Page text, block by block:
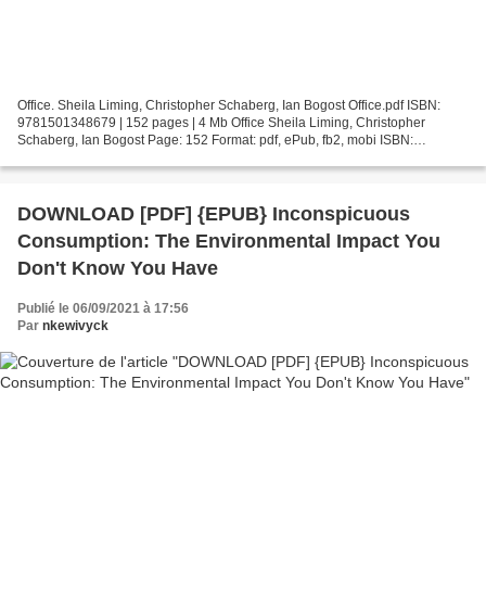
Office. Sheila Liming, Christopher Schaberg, Ian Bogost Office.pdf ISBN:
9781501348679 | 152 pages | 4 Mb Office Sheila Liming, Christopher
Schaberg, Ian Bogost Page: 152 Format: pdf, ePub, fb2, mobi ISBN:
DOWNLOAD [PDF] {EPUB} Inconspicuous
Consumption: The Environmental Impact You
Don't Know You Have
Publié le 06/09/2021 à 17:56
Par nkewivyck